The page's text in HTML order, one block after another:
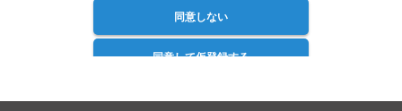
同意しない
同意して仮登録する